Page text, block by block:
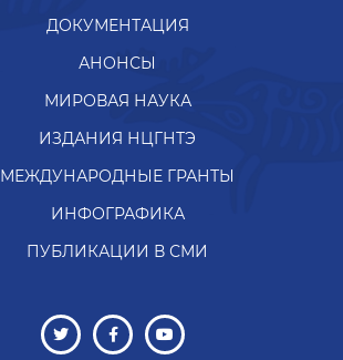
ДОКУМЕНТАЦИЯ
АНОНСЫ
МИРОВАЯ НАУКА
ИЗДАНИЯ НЦГНТЭ
МЕЖДУНАРОДНЫЕ ГРАНТЫ
ИНФОГРАФИКА
ПУБЛИКАЦИИ В СМИ